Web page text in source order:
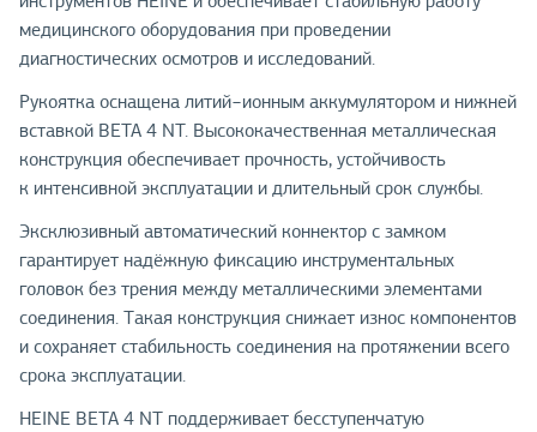
медицинского оборудования при проведении
диагностических осмотров и исследований.
Рукоятка оснащена литий−ионным аккумулятором и нижней
вставкой BETA 4 NT. Высококачественная металлическая
конструкция обеспечивает прочность, устойчивость
к интенсивной эксплуатации и длительный срок службы.
Эксклюзивный автоматический коннектор с замком
гарантирует надёжную фиксацию инструментальных
головок без трения между металлическими элементами
соединения. Такая конструкция снижает износ компонентов
и сохраняет стабильность соединения на протяжении всего
срока эксплуатации.
HEINE BETA 4 NT поддерживает бесступенчатую